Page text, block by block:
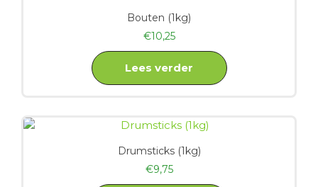
Bouten (1kg)
€10,25
Lees verder
Drumsticks (1kg)
€9,75